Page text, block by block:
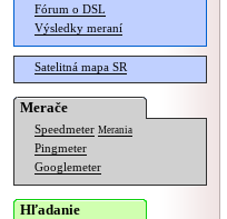
Fórum o DSL
Výsledky meraní
Satelitná mapa SR
Merače
Speedmeter Merania
Pingmeter
Googlemeter
Hľadanie